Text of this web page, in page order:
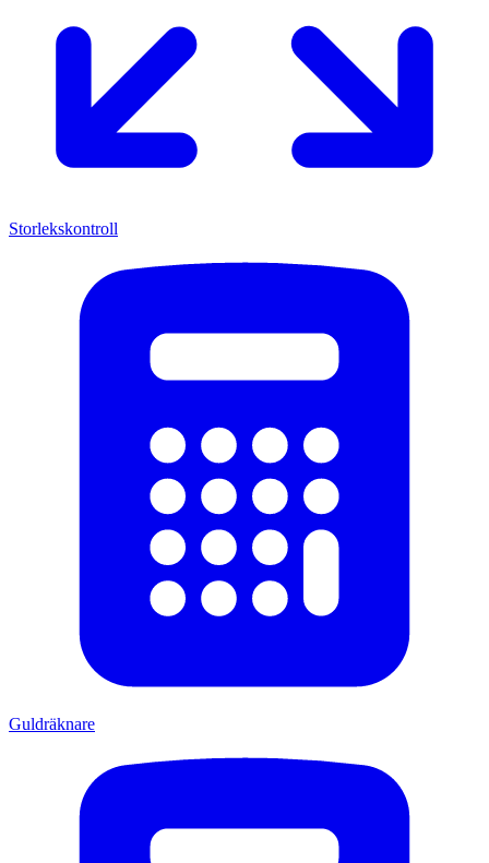
Storlekskontroll
Guldräknare